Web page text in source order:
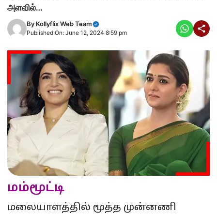
அளவில்…
By Kollyflix Web Team
Published On: June 12, 2024 8:59 pm
மம்மூட்டி
மலையாளத்தில் மூத்த முன்னணி